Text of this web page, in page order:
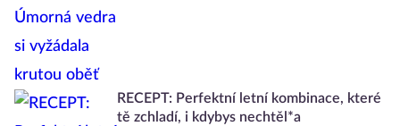
RECEPT: Perfektní letní kombinace, které
tě zchladí, i kdybys nechtěl*a